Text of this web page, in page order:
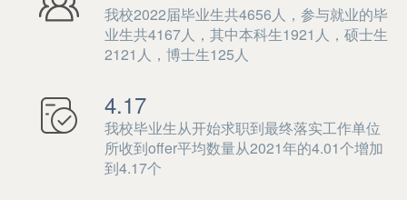
我校2022届毕业生共4656人，参与就业的毕
业生共4167人，其中本科生1921人，硕士生
2121人，博士生125人
4.17
我校毕业生从开始求职到最终落实工作单位
所收到offer平均数量从2021年的4.01个增加
到4.17个